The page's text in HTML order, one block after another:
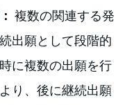
複数の関連する発
出願として段階的
に複数の出願を行
り、後に継続出願